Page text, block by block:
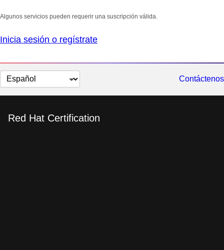
Algunos servicios pueden requerir una suscripción válida.
Inicia sesión o regístrate
Cambiar
el
Contáctenos
Red Hat Certification